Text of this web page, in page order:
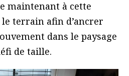
maintenant à cette
terrain afin d’ancrer
dans le paysage
de taille.